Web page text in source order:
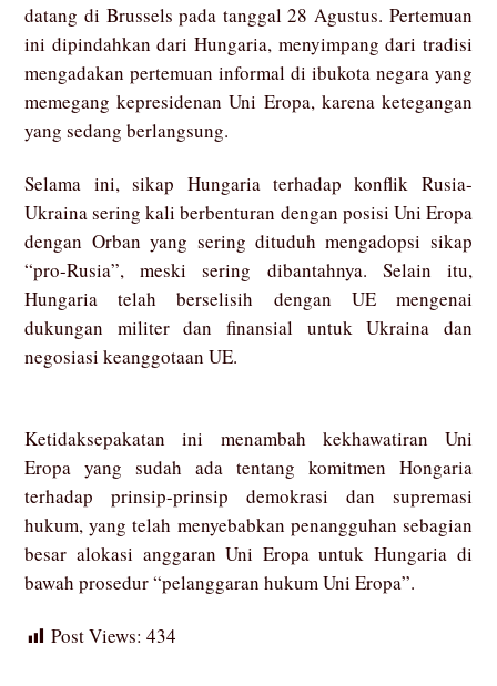
datang di Brussels pada tanggal 28 Agustus. Pertemuan
ini dipindahkan dari Hungaria, menyimpang dari tradisi
mengadakan pertemuan informal di ibukota negara yang
memegang kepresidenan Uni Eropa, karena ketegangan
yang sedang berlangsung.
Selama ini, sikap Hungaria terhadap konflik Rusia-
Ukraina sering kali berbenturan dengan posisi Uni Eropa
dengan Orban yang sering dituduh mengadopsi sikap
“pro-Rusia”, meski sering dibantahnya. Selain itu,
Hungaria telah berselisih dengan UE mengenai
dukungan militer dan finansial untuk Ukraina dan
negosiasi keanggotaan UE.
Ketidaksepakatan ini menambah kekhawatiran Uni
Eropa yang sudah ada tentang komitmen Hongaria
terhadap prinsip-prinsip demokrasi dan supremasi
hukum, yang telah menyebabkan penangguhan sebagian
besar alokasi anggaran Uni Eropa untuk Hungaria di
bawah prosedur “pelanggaran hukum Uni Eropa”.
Post Views: 434